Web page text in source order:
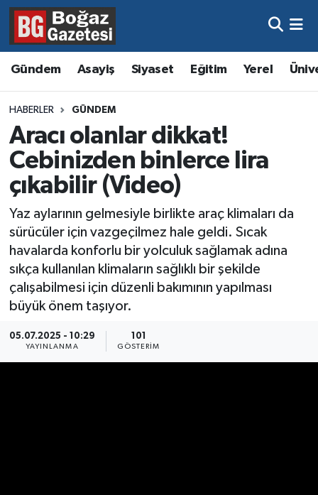
Gündem Asayiş Siyaset Eğitim Yerel
HABERLER GÜNDEM
Aracı olanlar dikkat!
Cebinizden binlerce lira
çıkabilir (Video)
Yaz aylarının gelmesiyle birlikte araç klimaları da
sürücüler için vazgeçilmez hale geldi. Sıcak
havalarda konforlu bir yolculuk sağlamak adına
sıkça kullanılan klimaların sağlıklı bir şekilde
çalışabilmesi için düzenli bakımının yapılması
büyük önem taşıyor.
05.07.2025 - 10:29
YAYINLANMA
101
GÖSTERIM
Asayiş
Eğitim
Ekonomi
Gündem
Kültür ve Sanat
Magazin
Resmi İlanlar
Sağlık
Hava Durumu
Trafik Durumu
Süper Lig Puan Durumu ve Fikstür
Tüm Manşetler
Son Dakika Haberleri
Haber Arşivi